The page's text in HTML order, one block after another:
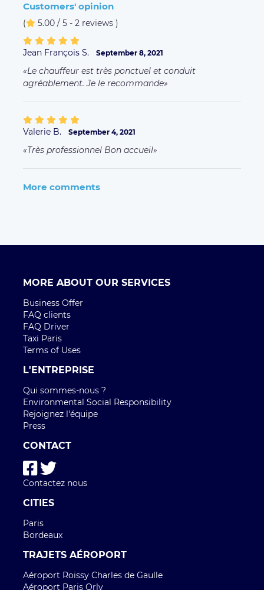
Customers' opinion
( 5.00 / 5 - 2 reviews )
Jean François S. September 8, 2021
Le chauffeur est très ponctuel et conduit
agréablement. Je le recommande
Valerie B. September 4, 2021
Très professionnel Bon accueil
More comments
MORE ABOUT OUR SERVICES
Business Offer
FAQ clients
FAQ Driver
Taxi Paris
Terms of Uses
L'ENTREPRISE
Qui sommes-nous ?
Environmental Social Responsibility
Rejoignez l'équipe
Press
CONTACT
Contactez nous
CITIES
Paris
Bordeaux
TRAJETS AÉROPORT
Aéroport Roissy Charles de Gaulle
Aéroport Paris Orly